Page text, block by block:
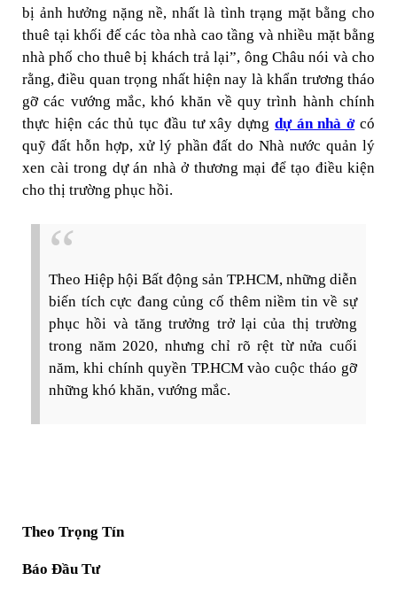
bị ảnh hưởng nặng nề, nhất là tình trạng mặt bằng cho
thuê tại khối đế các tòa nhà cao tầng và nhiều mặt bằng
nhà phố cho thuê bị khách trả lại”, ông Châu nói và cho
rằng, điều quan trọng nhất hiện nay là khẩn trương tháo
gỡ các vướng mắc, khó khăn về quy trình hành chính
thực hiện các thủ tục đầu tư xây dựng dự án nhà ởcó
quỹ đất hỗn hợp, xử lý phần đất do Nhà nước quản lý
xen cài trong dự án nhà ở thương mại để tạo điều kiện
cho thị trường phục hồi.
Theo Hiệp hội Bất động sản TP.HCM, những diễn
biến tích cực đang củng cố thêm niềm tin về sự
phục hồi và tăng trưởng trở lại của thị trường
trong năm 2020, nhưng chỉ rõ rệt từ nửa cuối
năm, khi chính quyền TP.HCM vào cuộc tháo gỡ
những khó khăn, vướng mắc.
Theo Trọng Tín
Báo Đầu Tư